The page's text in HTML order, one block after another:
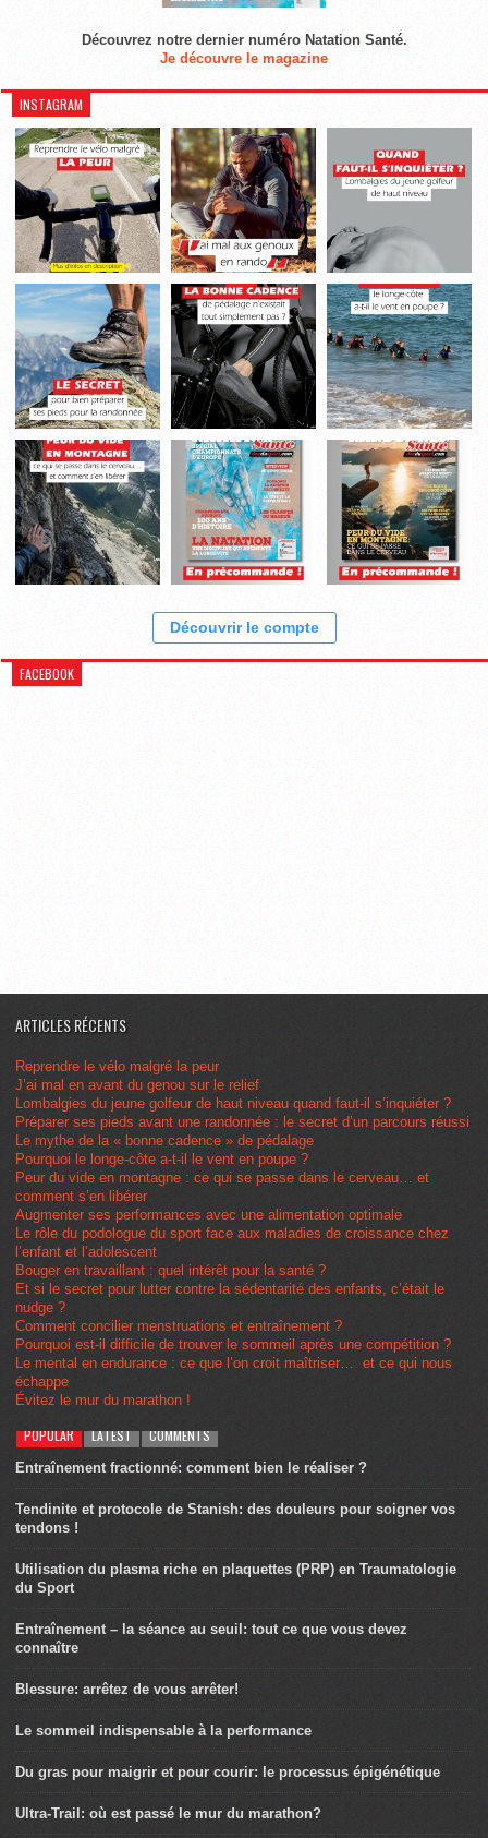
Découvrez notre dernier numéro Natation Santé.
Je découvre le magazine
INSTAGRAM
Découvrir le compte
FACEBOOK
ARTICLES RÉCENTS
Reprendre le vélo malgré la peur
J’ai mal en avant du genou sur le relief
Lombalgies du jeune golfeur de haut niveau quand faut-il s’inquiéter ?
Préparer ses pieds avant une randonnée : le secret d’un parcours réussi
Le mythe de la « bonne cadence » de pédalage
Pourquoi le longe-côte a-t-il le vent en poupe ?
Peur du vide en montagne : ce qui se passe dans le cerveau… et
comment s’en libérer
Augmenter ses performances avec une alimentation optimale
Le rôle du podologue du sport face aux maladies de croissance chez
l’enfant et l’adolescent
Bouger en travaillant : quel intérêt pour la santé ?
Et si le secret pour lutter contre la sédentarité des enfants, c’était le
nudge ?
Comment concilier menstruations et entraînement ?
Pourquoi est-il difficile de trouver le sommeil après une compétition ?
Le mental en endurance : ce que l’on croit maîtriser… et ce qui nous
échappe
Évitez le mur du marathon !
POPULAR LATEST COMMENTS
Entraînement fractionné: comment bien le réaliser ?
Tendinite et protocole de Stanish: des douleurs pour soigner vos
tendons !
Utilisation du plasma riche en plaquettes (PRP) en Traumatologie
du Sport
Entraînement – la séance au seuil: tout ce que vous devez
connaître
Blessure: arrêtez de vous arrêter!
Le sommeil indispensable à la performance
Du gras pour maigrir et pour courir: le processus épigénétique
Ultra-Trail: où est passé le mur du marathon?